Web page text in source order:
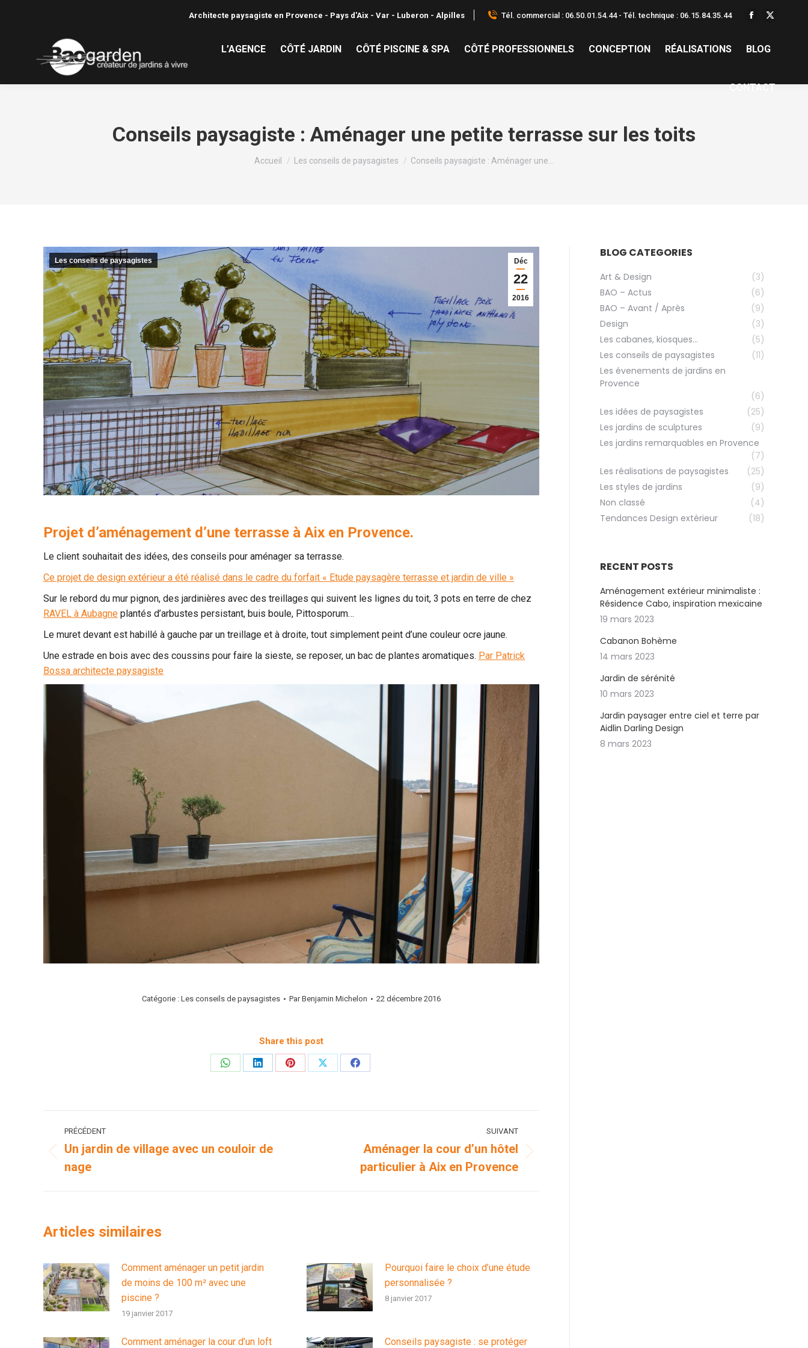
Architecte paysagiste en Provence - Pays d'Aix - Var - Luberon - Alpilles Tél. commercial : 06.50.01.54.44 - Tél. technique : 06.15.84.35.44
La
Facebook
dans
La
X
dans
L’AGENCE CÔTÉ JARDIN CÔTÉ PISCINE & SPA CÔTÉ PROFESSIONNELS CONCEPTION RÉALISATIONS BLOG
CONTACT
Conseils paysagiste : Aménager une petite terrasse sur les toits
Vous êtes ici :
Accueil Les conseils de paysagistes Conseils paysagiste : Aménager une…
Déc
22
2016
Les conseils de paysagistes
Projet d’aménagement d’une terrasse à Aix en Provence.
Le client souhaitait des idées, des conseils pour aménager sa terrasse.
Ce projet de design extérieur a été réalisé dans le cadre du forfait « Etude paysagère terrasse et jardin de ville »
Sur le rebord du mur pignon, des jardinières avec des treillages qui suivent les lignes du toit, 3 pots en terre de chez
RAVEL à Aubagne plantés d’arbustes persistant, buis boule, Pittosporum…
Le muret devant est habillé à gauche par un treillage et à droite, tout simplement peint d’une couleur ocre jaune.
Une estrade en bois avec des coussins pour faire la sieste, se reposer, un bac de plantes aromatiques. Par Patrick
Bossa architecte paysagiste
Catégorie : Les conseils de paysagistes ParBenjamin Michelon 22 décembre 2016
Share this post
PartagerPartagerPartagerPartagerPartager
Navigation
article
PRÉCÉDENT
Article
précédent
Un jardin de village avec un couloir de
nage
SUIVANT
Aménager la cour d’un hôtel
particulier à Aix en Provence
Articles similaires
Comment aménager un petit jardin
de moins de 100 m² avec une
piscine ?
19 janvier 2017
Pourquoi faire le choix d’une étude
personnalisée ?
8 janvier 2017
Comment aménager la cour d’un loft Conseils paysagiste : se protéger
BLOG CATEGORIES
Art & Design
(3)
BAO – Actus
(6)
BAO – Avant / Après
(9)
Design
(3)
Les cabanes, kiosques…
(5)
Les conseils de paysagistes
(11)
Les évenements de jardins en
Provence
(6)
Les idées de paysagistes
(25)
Les jardins de sculptures
(9)
Les jardins remarquables en Provence
(7)
Les réalisations de paysagistes
(25)
Les styles de jardins
(9)
Non classé
(4)
Tendances Design extérieur
(18)
RECENT POSTS
Aménagement extérieur minimaliste :
Résidence Cabo, inspiration mexicaine
19 mars 2023
Cabanon Bohème
14 mars 2023
Jardin de sérénité
10 mars 2023
Jardin paysager entre ciel et terre par
Aidlin Darling Design
8 mars 2023